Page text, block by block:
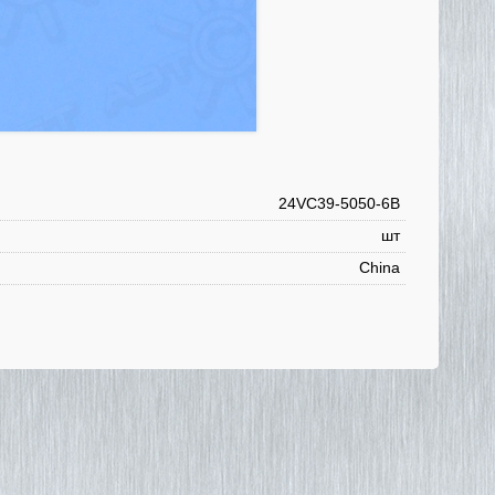
24VC39-5050-6B
шт
China